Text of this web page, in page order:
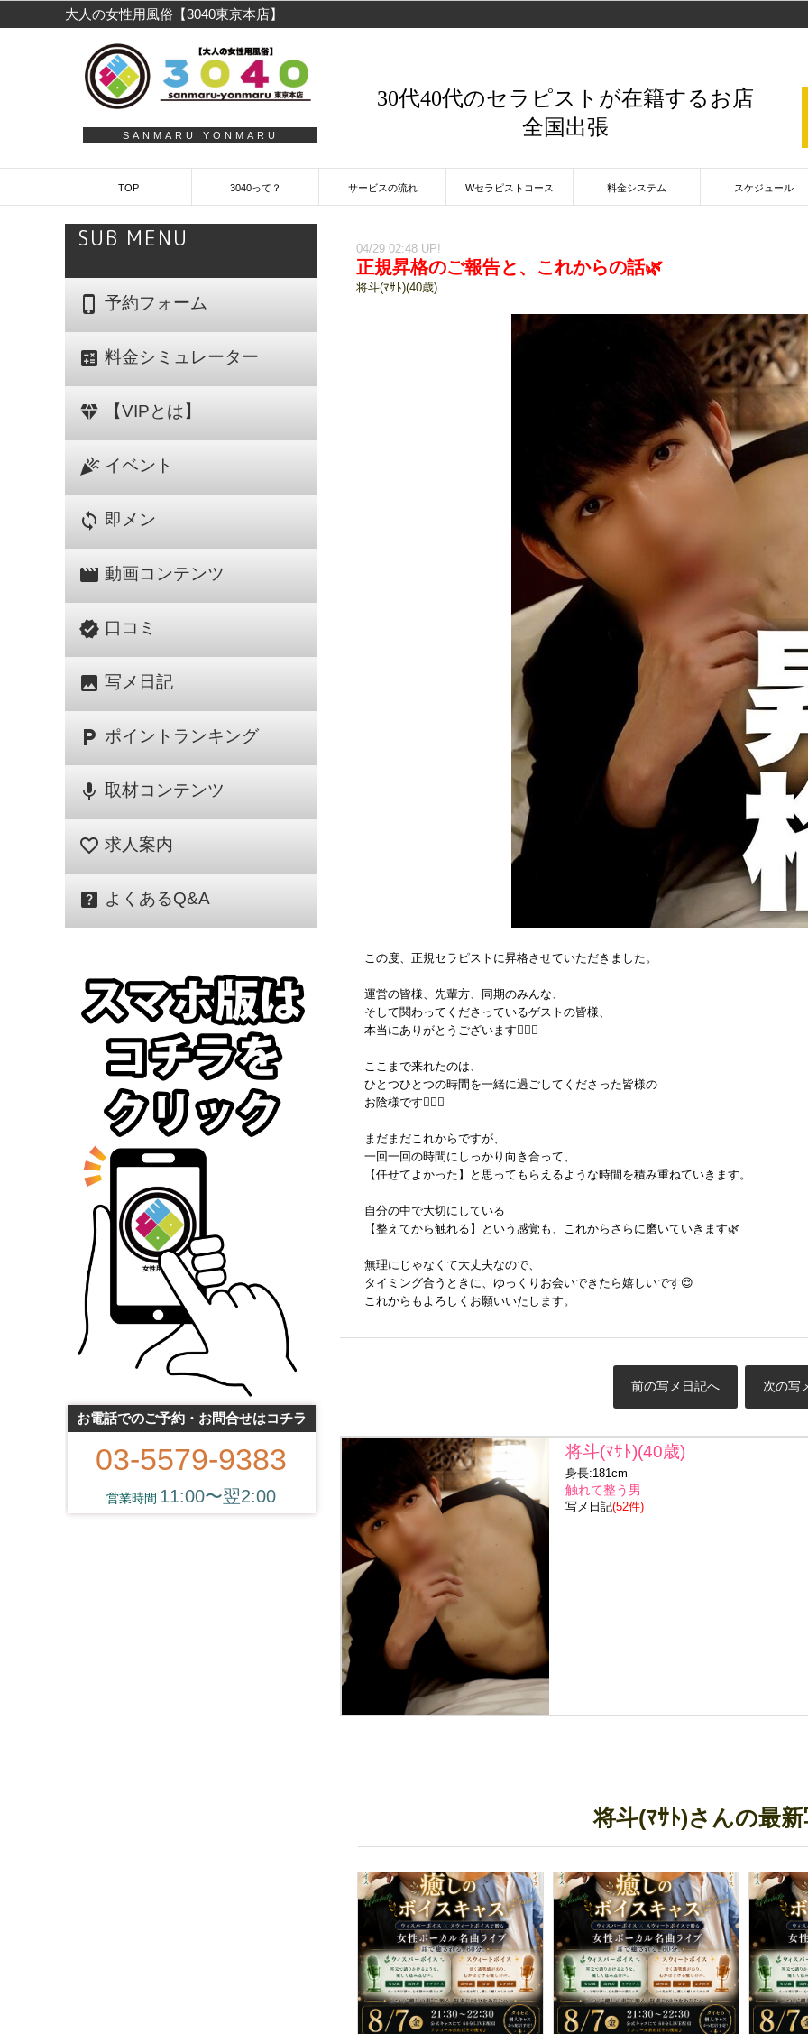
大人の女性用風俗【3040東京本店】
SANMARU YONMARU
30代40代のセラピストが在籍するお店
全国出張
TOP 3040って？ サービスの流れ Wセラピストコース 料金システム スケジュール
SUB MENU
phone_iphone 予約フォーム
calculate 料金シミュレーター
diamond 【VIPとは】
celebration イベント
sync 即メン
movie 動画コンテンツ
verified 口コミ
image 写メ日記
local_parking ポイントランキング
mic 取材コンテンツ
favorite_border 求人案内
help_center よくあるQ&A
お電話でのご予約・お問合せはコチラ
03-5579-9383
11:00〜翌2:00
04/29 02:48 UP!
正規昇格のご報告と、これからの話🌿
将斗(ﾏｻﾄ)(40歳)
この度、正規セラピストに昇格させていただきました。
運営の皆様、先輩方、同期のみんな、
そして関わってくださっているゲストの皆様、
本当にありがとうございます🙇🏽‍♂️
ここまで来れたのは、
ひとつひとつの時間を一緒に過ごしてくださった皆様の
お陰様です🙇🏽‍♂️
まだまだこれからですが、
一回一回の時間にしっかり向き合って、
【任せてよかった】と思ってもらえるような時間を積み重ねていきます。
自分の中で大切にしている
【整えてから触れる】という感覚も、これからさらに磨いていきます🌿
無理にじゃなくて大丈夫なので、
タイミング合うときに、ゆっくりお会いできたら嬉しいです😌
これからもよろしくお願いいたします。
前の写メ日記へ 次の写
将斗(ﾏｻﾄ)(40歳)
身長:181cm
触れて整う男
写メ日記(52件)
将斗(ﾏｻﾄ)さんの最